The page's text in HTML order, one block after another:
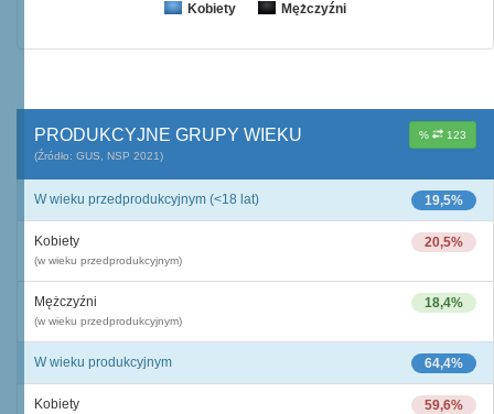
Kobiety Mężczyźni
% 123
PRODUKCYJNE GRUPY WIEKU
(Źródło: GUS, NSP 2021)
19,5%
W wieku przedprodukcyjnym (<18 lat)
20,5%
Kobiety
(w wieku przedprodukcyjnym)
18,4%
Mężczyźni
(w wieku przedprodukcyjnym)
64,4%
W wieku produkcyjnym
59,6%
Kobiety